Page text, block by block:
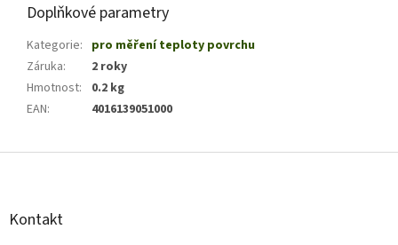
Doplňkové parametry
Kategorie: pro měření teploty povrchu
Záruka:
2 roky
Hmotnost:
0.2 kg
EAN: 4016139051000
Z
Kontakt